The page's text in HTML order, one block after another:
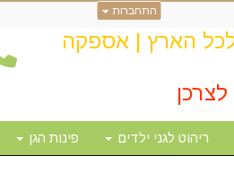
התחברות
הארץ | אספקה
ריהוט לגני ילדים פינות הגן